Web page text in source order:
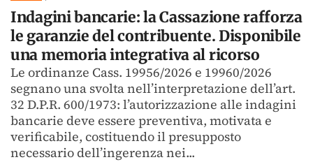
Indagini bancarie: la Cassazione rafforza
le garanzie del contribuente. Disponibile
una memoria integrativa al ricorso
Le ordinanze Cass. 19956/2026 e 19960/2026
segnano una svolta nell’interpretazione dell’art.
32 D.P.R. 600/1973: l’autorizzazione alle indagini
bancarie deve essere preventiva, motivata e
verificabile, costituendo il presupposto
necessario dell’ingerenza nei...